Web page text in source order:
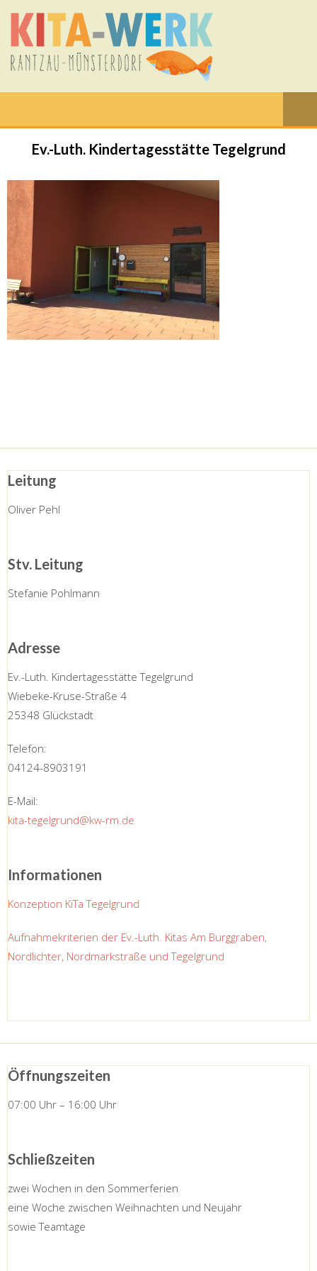
Ev.-Luth. Kindertagesstätte Tegelgrund
Leitung
Oliver Pehl
Stv. Leitung
Stefanie Pohlmann
Adresse
Ev.-Luth. Kindertagesstätte Tegelgrund
Wiebeke-Kruse-Straße 4
25348 Glückstadt
Telefon:
04124-8903191
E-Mail:
kita-tegelgrund@kw-rm.de
Informationen
Konzeption KiTa Tegelgrund
Aufnahmekriterien der Ev.-Luth. Kitas Am Burggraben,
Nordlichter, Nordmarkstraße und Tegelgrund
Öffnungszeiten
07:00 Uhr – 16:00 Uhr
Schließzeiten
zwei Wochen in den Sommerferien
eine Woche zwischen Weihnachten und Neujahr
sowie Teamtage